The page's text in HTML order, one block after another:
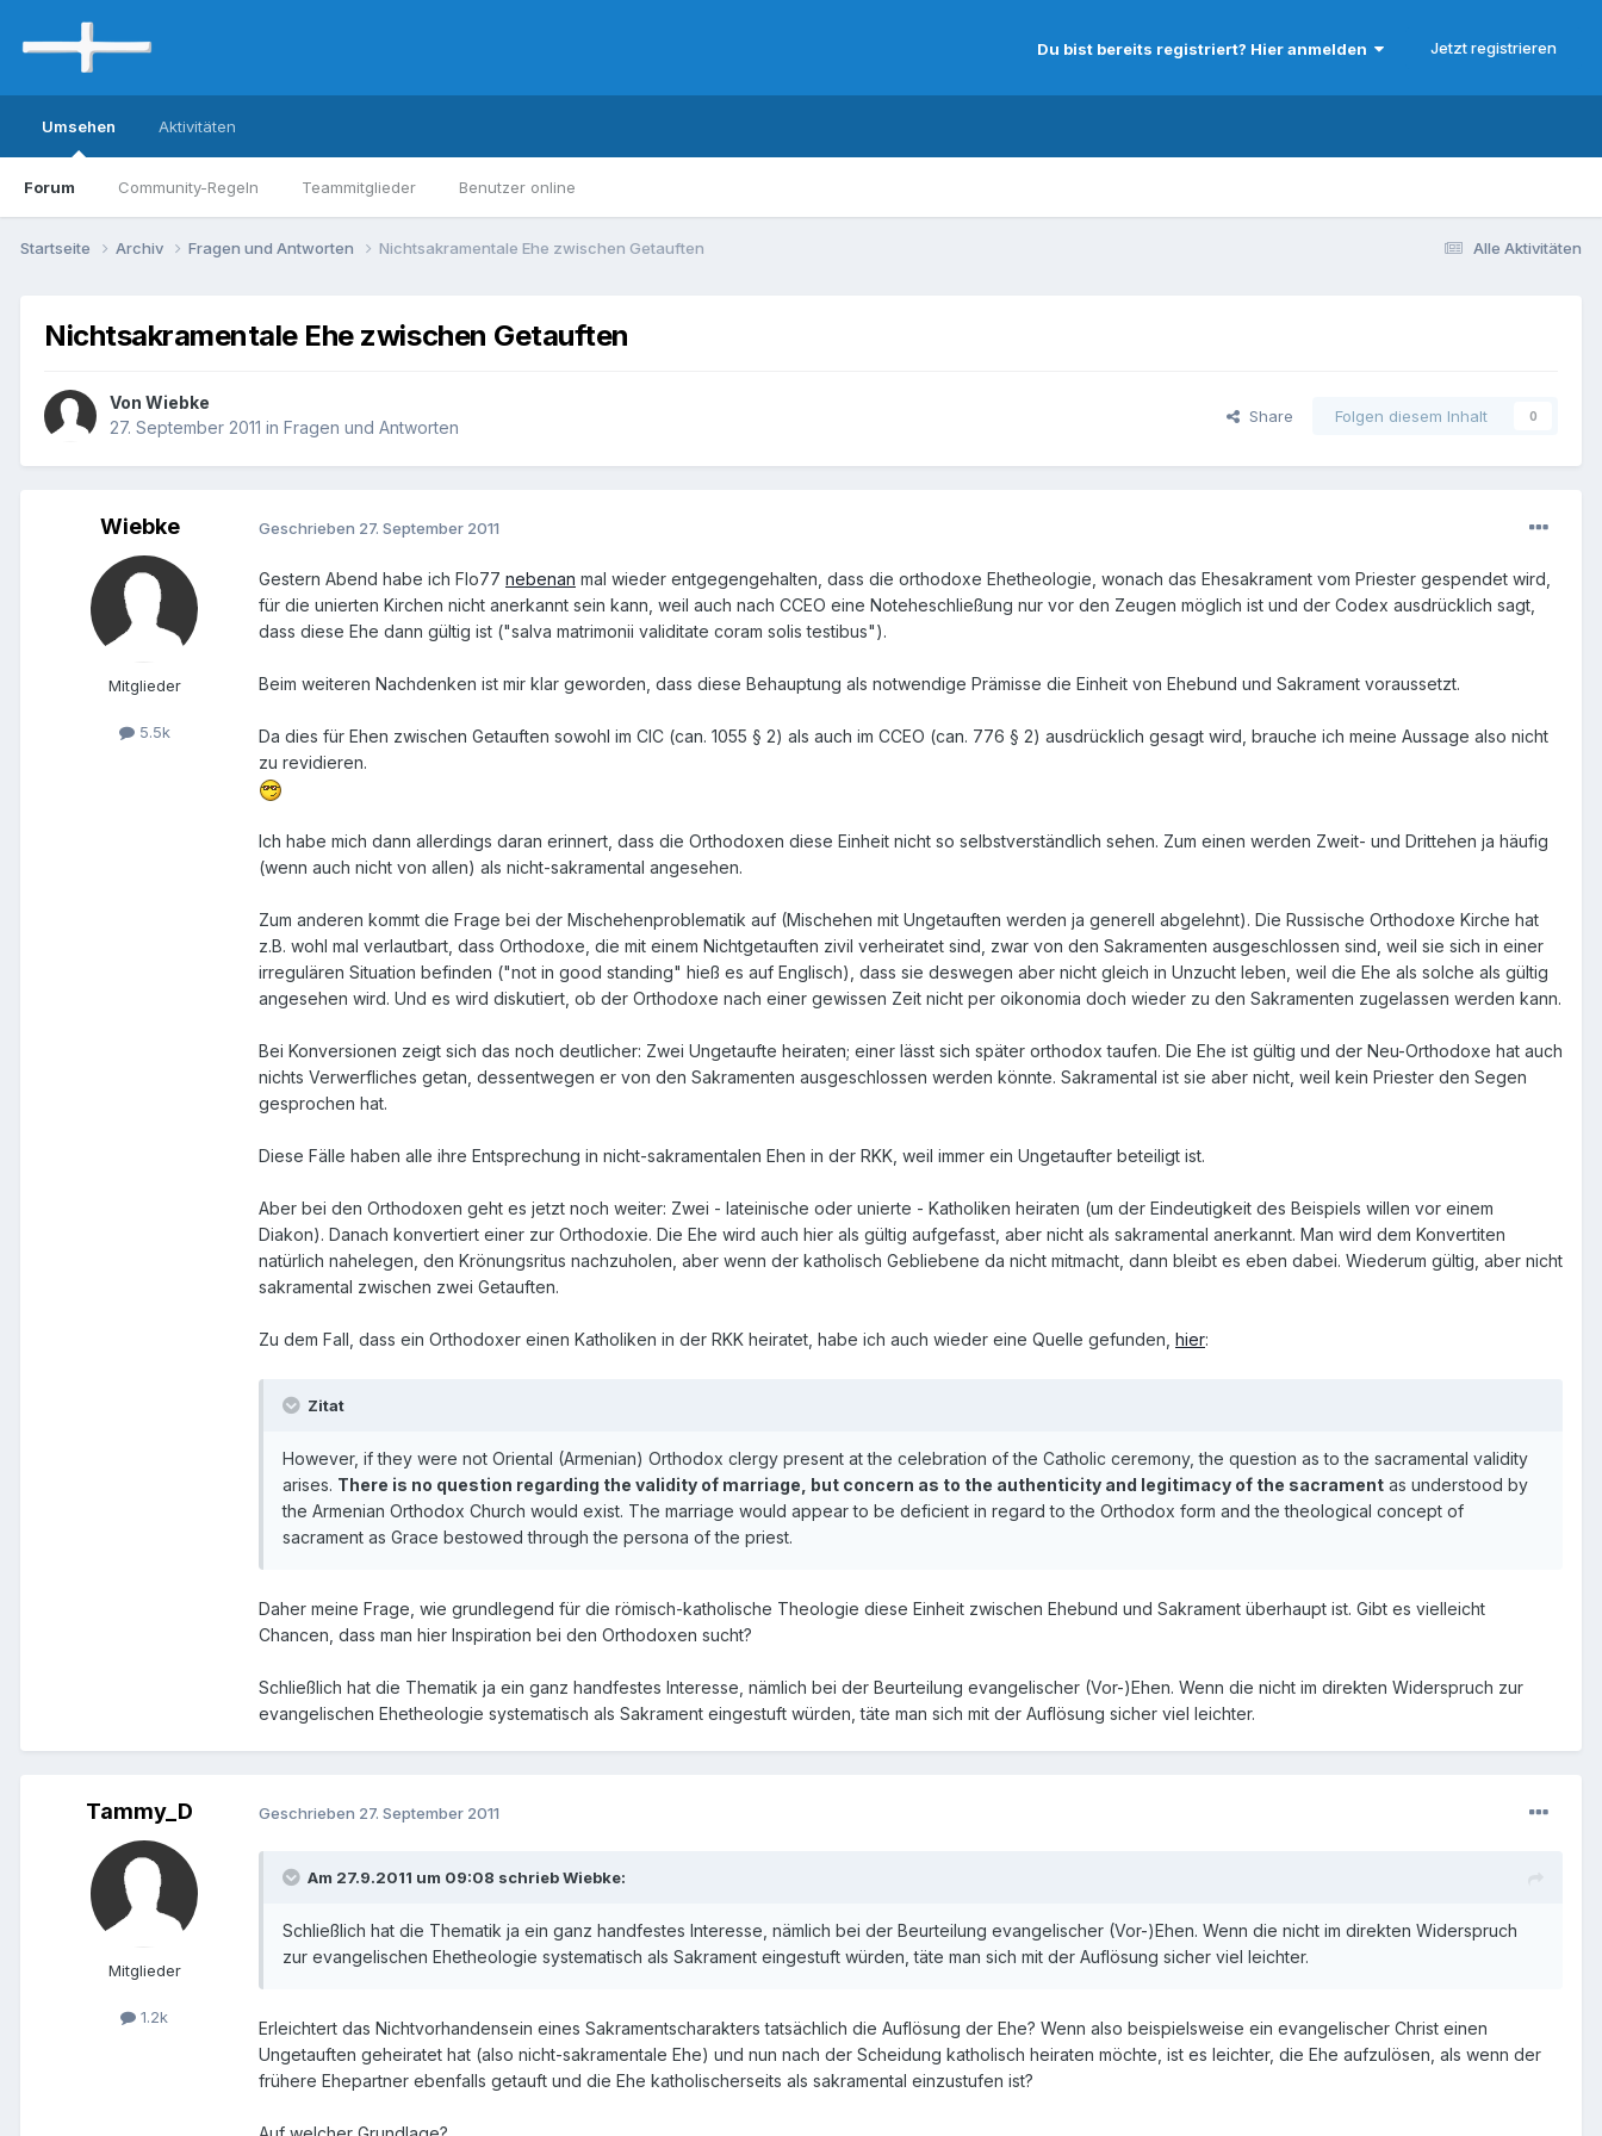
Du bist bereits registriert? Hier anmelden Jetzt registrieren
Umsehen
Forum Community-Regeln Teammitglieder Benutzer online
Aktivitäten
Alle Aktivitäten
Startseite Archiv Fragen und Antworten Nichtsakramentale Ehe zwischen Getauften
Nichtsakramentale Ehe zwischen Getauften
Von Wiebke
27. September 2011 in Fragen und Antworten
Share Folgen diesem Inhalt 0
Wiebke
Mitglieder
5.5k
Geschrieben 27. September 2011
Gestern Abend habe ich Flo77 nebenan mal wieder entgegengehalten, dass die orthodoxe Ehetheologie, wonach das Ehesakrament vom Priester gespendet wird,
für die unierten Kirchen nicht anerkannt sein kann, weil auch nach CCEO eine Noteheschließung nur vor den Zeugen möglich ist und der Codex ausdrücklich sagt,
dass diese Ehe dann gültig ist ("salva matrimonii validitate coram solis testibus").
Beim weiteren Nachdenken ist mir klar geworden, dass diese Behauptung als notwendige Prämisse die Einheit von Ehebund und Sakrament voraussetzt.
Da dies für Ehen zwischen Getauften sowohl im CIC (can. 1055 § 2) als auch im CCEO (can. 776 § 2) ausdrücklich gesagt wird, brauche ich meine Aussage also nicht
zu revidieren.
Ich habe mich dann allerdings daran erinnert, dass die Orthodoxen diese Einheit nicht so selbstverständlich sehen. Zum einen werden Zweit- und Drittehen ja häufig
(wenn auch nicht von allen) als nicht-sakramental angesehen.
Zum anderen kommt die Frage bei der Mischehenproblematik auf (Mischehen mit Ungetauften werden ja generell abgelehnt). Die Russische Orthodoxe Kirche hat
z.B. wohl mal verlautbart, dass Orthodoxe, die mit einem Nichtgetauften zivil verheiratet sind, zwar von den Sakramenten ausgeschlossen sind, weil sie sich in einer
irregulären Situation befinden ("not in good standing" hieß es auf Englisch), dass sie deswegen aber nicht gleich in Unzucht leben, weil die Ehe als solche als gültig
angesehen wird. Und es wird diskutiert, ob der Orthodoxe nach einer gewissen Zeit nicht per oikonomia doch wieder zu den Sakramenten zugelassen werden kann.
Bei Konversionen zeigt sich das noch deutlicher: Zwei Ungetaufte heiraten; einer lässt sich später orthodox taufen. Die Ehe ist gültig und der Neu-Orthodoxe hat auch
nichts Verwerfliches getan, dessentwegen er von den Sakramenten ausgeschlossen werden könnte. Sakramental ist sie aber nicht, weil kein Priester den Segen
gesprochen hat.
Diese Fälle haben alle ihre Entsprechung in nicht-sakramentalen Ehen in der RKK, weil immer ein Ungetaufter beteiligt ist.
Aber bei den Orthodoxen geht es jetzt noch weiter: Zwei - lateinische oder unierte - Katholiken heiraten (um der Eindeutigkeit des Beispiels willen vor einem
Diakon). Danach konvertiert einer zur Orthodoxie. Die Ehe wird auch hier als gültig aufgefasst, aber nicht als sakramental anerkannt. Man wird dem Konvertiten
natürlich nahelegen, den Krönungsritus nachzuholen, aber wenn der katholisch Gebliebene da nicht mitmacht, dann bleibt es eben dabei. Wiederum gültig, aber nicht
sakramental zwischen zwei Getauften.
Zu dem Fall, dass ein Orthodoxer einen Katholiken in der RKK heiratet, habe ich auch wieder eine Quelle gefunden, hier:
Zitat
However, if they were not Oriental (Armenian) Orthodox clergy present at the celebration of the Catholic ceremony, the question as to the sacramental validity
arises. There is no question regarding the validity of marriage, but concern as to the authenticity and legitimacy of the sacrament as understood by
the Armenian Orthodox Church would exist. The marriage would appear to be deficient in regard to the Orthodox form and the theological concept of
sacrament as Grace bestowed through the persona of the priest.
Daher meine Frage, wie grundlegend für die römisch-katholische Theologie diese Einheit zwischen Ehebund und Sakrament überhaupt ist. Gibt es vielleicht
Chancen, dass man hier Inspiration bei den Orthodoxen sucht?
Schließlich hat die Thematik ja ein ganz handfestes Interesse, nämlich bei der Beurteilung evangelischer (Vor-)Ehen. Wenn die nicht im direkten Widerspruch zur
evangelischen Ehetheologie systematisch als Sakrament eingestuft würden, täte man sich mit der Auflösung sicher viel leichter.
Tammy_D
Mitglieder
1.2k
Geschrieben 27. September 2011
Am 27.9.2011 um 09:08 schrieb Wiebke:
Schließlich hat die Thematik ja ein ganz handfestes Interesse, nämlich bei der Beurteilung evangelischer (Vor-)Ehen. Wenn die nicht im direkten Widerspruch
zur evangelischen Ehetheologie systematisch als Sakrament eingestuft würden, täte man sich mit der Auflösung sicher viel leichter.
Erleichtert das Nichtvorhandensein eines Sakramentscharakters tatsächlich die Auflösung der Ehe? Wenn also beispielsweise ein evangelischer Christ einen
Ungetauften geheiratet hat (also nicht-sakramentale Ehe) und nun nach der Scheidung katholisch heiraten möchte, ist es leichter, die Ehe aufzulösen, als wenn der
frühere Ehepartner ebenfalls getauft und die Ehe katholischerseits als sakramental einzustufen ist?